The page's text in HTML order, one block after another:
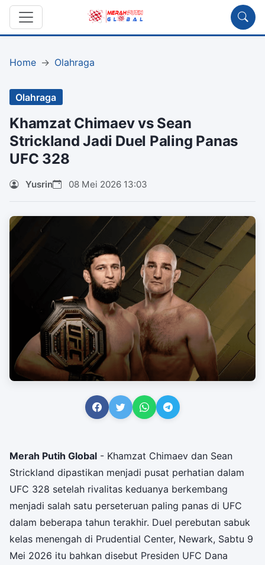
Home Olahraga
Olahraga
Khamzat Chimaev vs Sean
Strickland Jadi Duel Paling Panas
UFC 328
Yusrin 08 Mei 2026 13:03
Merah Putih Global - Khamzat Chimaev dan Sean
Strickland dipastikan menjadi pusat perhatian dalam
UFC 328 setelah rivalitas keduanya berkembang
menjadi salah satu perseteruan paling panas di UFC
dalam beberapa tahun terakhir. Duel perebutan sabuk
kelas menengah di Prudential Center, Newark, Sabtu 9
Mei 2026 itu bahkan disebut Presiden UFC Dana